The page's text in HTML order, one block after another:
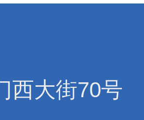
西大街70号